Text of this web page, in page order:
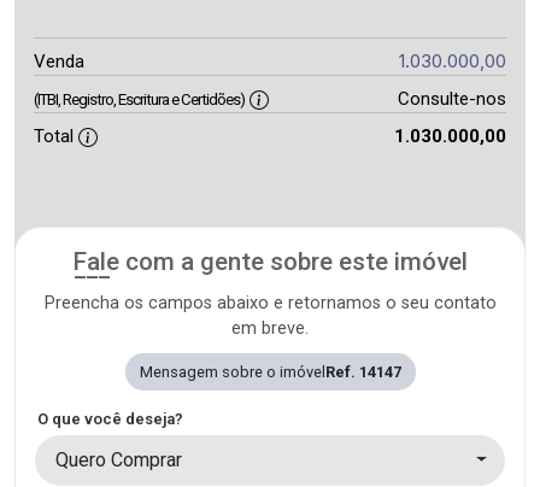
Venda 1.030.000,00
(ITBI, Registro, Escritura e Certidões)
Consulte-nos
Total
1.030.000,00
Fale com a gente sobre este imóvel
Preencha os campos abaixo e retornamos o seu contato
em breve.
Mensagem sobre o imóvelRef. 14147
O que você deseja?
Quero Comprar